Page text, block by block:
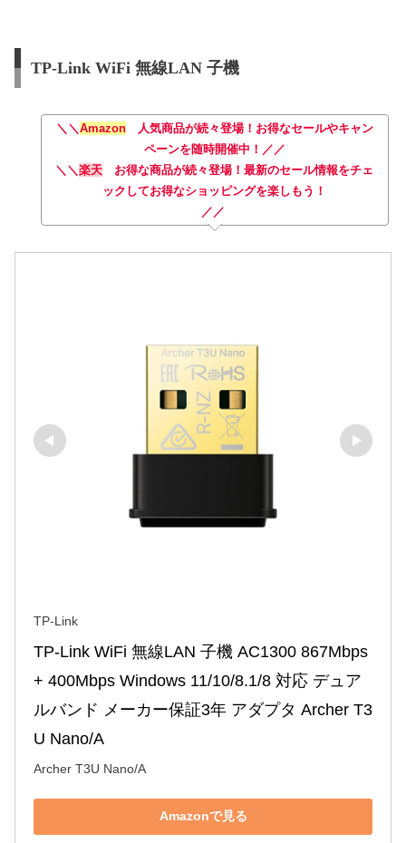
TP-Link WiFi 無線LAN 子機
＼＼Amazon人気商品が続々登場！お得なセールやキャン
ペーンを随時開催中！／／
＼＼楽天 お得な商品が続々登場！最新のセール情報をチェ
ックしてお得なショッピングを楽しもう！
／／
TP-Link
TP-Link WiFi 無線LAN 子機 AC1300 867Mbps
+ 400Mbps Windows 11/10/8.1/8 対応 デュア
ルバンド メーカー保証3年 アダプタ Archer T3
U Nano/A
Archer T3U Nano/A
Amazonで見る